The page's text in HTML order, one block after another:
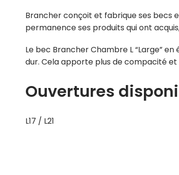
Brancher conçoit et fabrique ses becs
permanence ses produits qui ont
Le bec Brancher Chambre L “Large”
dur. Cela apporte plus de compacité et
Ouvertures
L17 / L21